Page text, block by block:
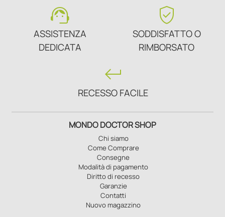
support_agent
ASSISTENZA
DEDICATA
verified_user
SODDISFATTO O
RIMBORSATO
keyboard_return
RECESSO FACILE
MONDO DOCTOR SHOP
Chi siamo
Come Comprare
Consegne
Modalità di pagamento
Diritto di recesso
Garanzie
Contatti
Nuovo magazzino